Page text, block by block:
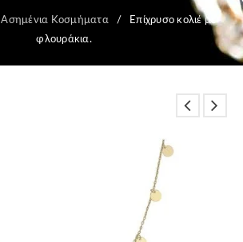
Ασημένια Κοσμήματα /
Επίχρυσο κολιέ με
φλουράκια.